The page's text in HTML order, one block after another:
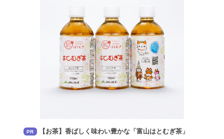
PR 【お茶】香ばしく味わい豊かな「富山はとむぎ茶」